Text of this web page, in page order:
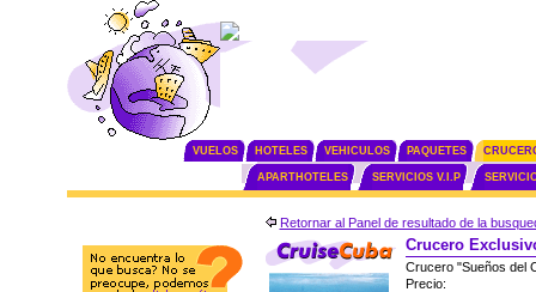
VUELOS HOTELES VEHICULOS PAQUETES
APARTHOTELES SERVICIOS V.I.P
Retornar al Panel de resultado de la
Crucero
Crucero "Sueños del
Precio: